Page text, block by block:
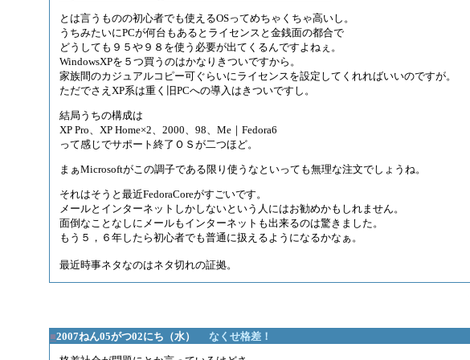
とは言うものの初心者でも使えるOSってめちゃくちゃ高いし。
うちみたいにPCが何台もあるとライセンスと金銭面の都合で
どうしても９５や９８を使う必要が出てくるんですよねぇ。
WindowsXPを５つ買うのはかなりきついですから。
家族間のカジュアルコピー可ぐらいにライセンスを設定してくれればいいのですが。
ただでさえXP系は重く旧PCへの導入はきついですし。
結局うちの構成は
XP Pro、XP Home×2、2000、98、Me｜Fedora6
って感じでサポート終了ＯＳが二つほど。
まぁMicrosoftがこの調子である限り使うなといっても無理な注文でしょうね。
それはそうと最近FedoraCoreがすごいです。
メールとインターネットしかしないという人にはお勧めかもしれません。
面倒なことなしにメールもインターネットも出来るのは驚きました。
もう５，６年したら初心者でも普通に扱えるようになるかなぁ。
最近時事ネタなのはネタ切れの証拠。
■2007ねん05がつ02にち（水）
なくせ格差！